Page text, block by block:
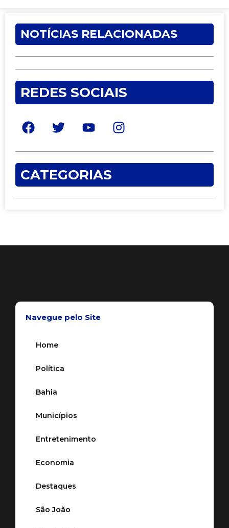
NOTÍCIAS RELACIONADAS
REDES SOCIAIS
CATEGORIAS
Navegue pelo Site
Home
Política
Bahia
Municípios
Entretenimento
Economia
Destaques
São João